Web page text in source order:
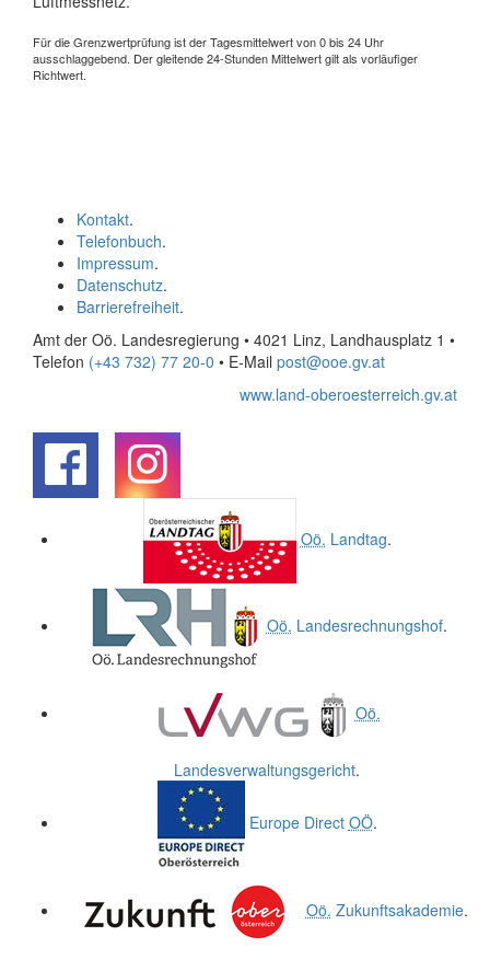
Für die Grenzwertprüfung ist der Tagesmittelwert von 0 bis 24 Uhr
ausschlaggebend. Der gleitende 24-Stunden Mittelwert gilt als vorläufiger
Richtwert.
Kontakt.
Telefonbuch.
Impressum.
Datenschutz.
Barrierefreiheit.
Amt der Oö. Landesregierung • 4021 Linz, Landhausplatz 1 •
Telefon (+43 732) 77 20-0 • E-Mail post@ooe.gv.at
www.land-oberoesterreich.gv.at
Oö. Landtag.
Oö. Landesrechnungshof.
Oö.
Landesverwaltungsgericht.
Europe Direct OÖ.
Oö. Zukunftsakademie.